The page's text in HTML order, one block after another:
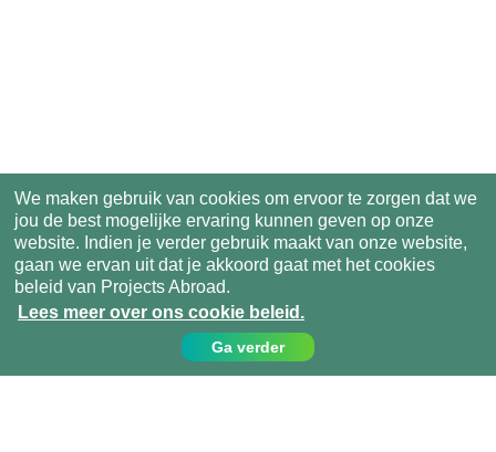
We maken gebruik van cookies om ervoor te zorgen dat we
jou de best mogelijke ervaring kunnen geven op onze
website. Indien je verder gebruik maakt van onze website,
gaan we ervan uit dat je akkoord gaat met het cookies
beleid van Projects Abroad.
Lees meer over ons cookie beleid.
Ga verder